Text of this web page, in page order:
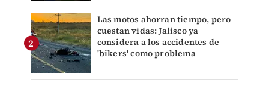
Las motos ahorran tiempo, pero
cuestan vidas: Jalisco ya
considera a los accidentes de
'bikers' como problema